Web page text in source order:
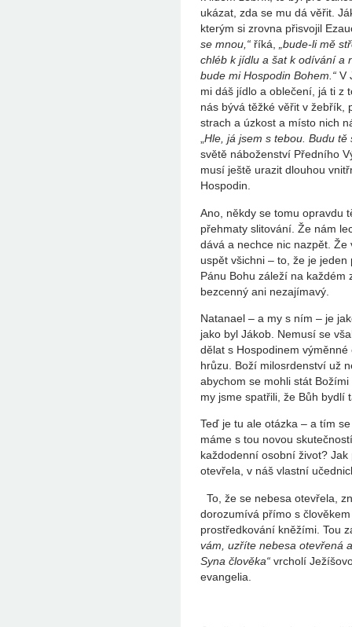
ukázat, zda se mu dá věřit.
kterým si zrovna přisvojil
se mnou,“ říká, „bude-li mě
chléb k jídlu a šat k odívání a
bude mi Hospodin Bohem.“ V
mi dáš jídlo a oblečení, já ti z
nás bývá těžké věřit v žebřík,
strach a úzkost a místo nich
„Hle, já jsem s tebou. Budu tě
světě náboženství Předního
musí ještě urazit dlouhou
Hospodin.
Ano, někdy se tomu opravdu
přehmaty slitování. Že nám
dává a nechce nic nazpět.
uspět všichni – to, že je
Pánu Bohu záleží na každém
bezcenný ani nezajímavý.
Natanael – a my s ním – je
jako byl Jákob. Nemusí se
dělat s Hospodinem
hrůzu. Boží milosrdenství už
abychom se mohli stát
my jsme spatřili, že Bůh bydlí
Teď je tu ale otázka – a tím
máme s tou novou
každodenní osobní život?
otevřela, v náš vlastní
To, že se nebesa otevřela,
dorozumívá přímo s
prostředkování kněžími. Tou
vám, uzříte nebesa otevřená
Syna člověka“ vrcholí
evangelia.